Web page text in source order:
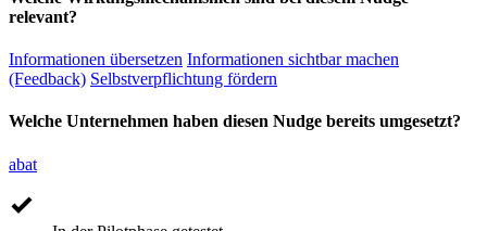
relevant?
Informationen übersetzen Informationen sichtbar machen
(Feedback) Selbstverpflichtung fördern
Welche Unternehmen haben diesen Nudge bereits umgesetzt?
abat